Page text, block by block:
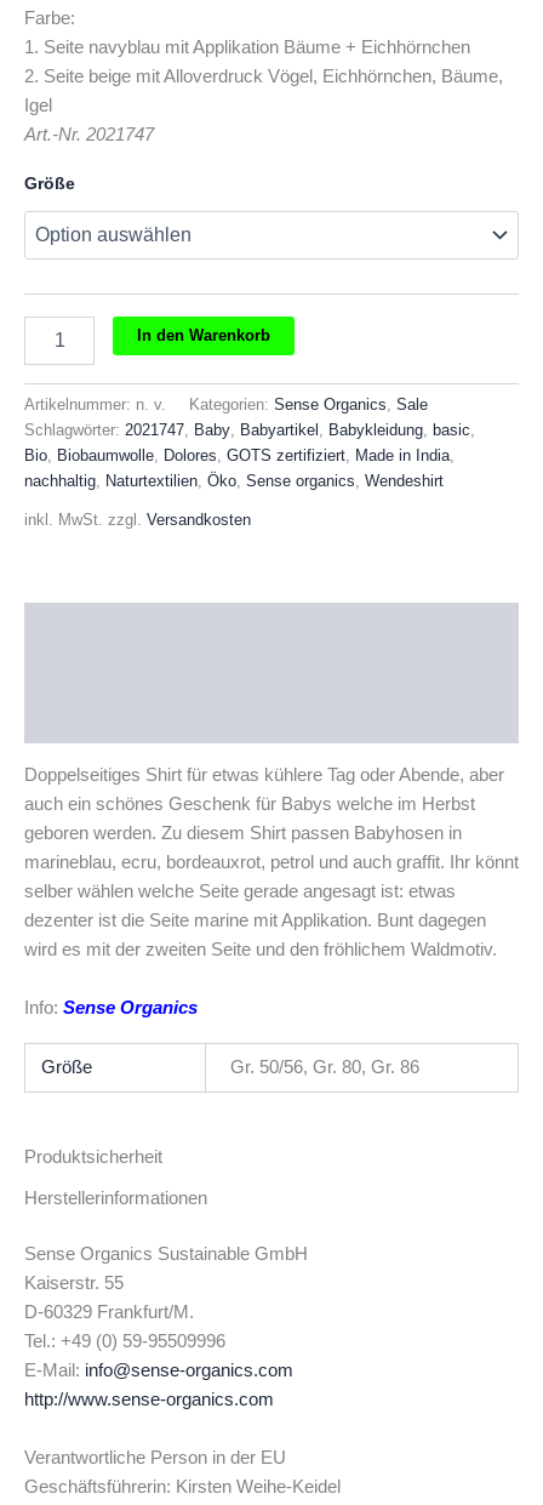
Farbe:
1. Seite navyblau mit Applikation Bäume + Eichhörnchen
2. Seite beige mit Alloverdruck Vögel, Eichhörnchen, Bäume,
Igel
Art.-Nr. 2021747
Größe
Organics
Baby
Wendeshirt
Menge
In den Warenkorb
Artikelnummer: n. v. Kategorien: Sense Organics, Sale
Schlagwörter: 2021747, Baby, Babyartikel , Babykleidung, basic,
Bio, Biobaumwolle, Dolores, GOTS zertifiziert, Made in India,
nachhaltig, Naturtextilien, Öko, Sense organics, Wendeshirt
inkl. MwSt. zzgl. Versandkosten
Doppelseitiges Shirt für etwas kühlere Tag oder Abende, aber
auch ein schönes Geschenk für Babys welche im Herbst
geboren werden. Zu diesem Shirt passen Babyhosen in
marineblau, ecru, bordeauxrot, petrol und auch graffit. Ihr könnt
selber wählen welche Seite gerade angesagt ist: etwas
dezenter ist die Seite marine mit Applikation. Bunt dagegen
wird es mit der zweiten Seite und den fröhlichem Waldmotiv.
Info: Sense Organics
Größe Gr. 50/56, Gr. 80, Gr. 86
Produktsicherheit
Herstellerinformationen
Sense Organics Sustainable GmbH
Kaiserstr. 55
D-60329 Frankfurt/M.
Tel.: +49 (0) 59-95509996
E-Mail: info@sense-organics.com
http://www.sense-organics.com
Verantwortliche Person in der EU
Geschäftsführerin: Kirsten Weihe-Keidel